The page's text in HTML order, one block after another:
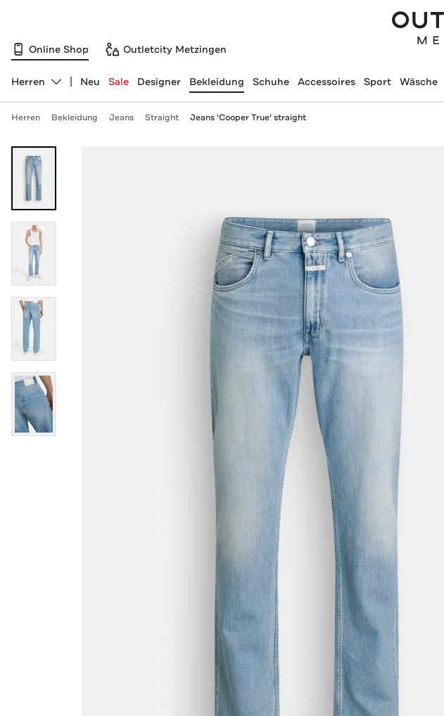
Online Shop Outletcity Metzingen
Abteilung ändern, ausgewählt:
Herren Neu Sale Designer Bekleidung Schuhe Accessoires Sport Wäsche
Herren Bekleidung Jeans Straight Jeans 'Cooper True' straight